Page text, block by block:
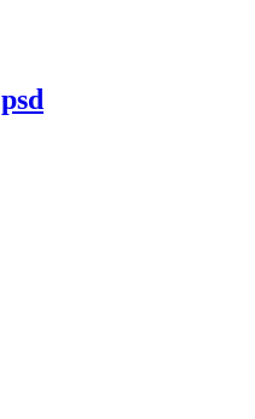
طرح آماده آگهی ترحیم psd